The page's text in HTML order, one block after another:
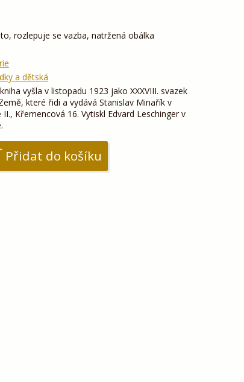
rozlepuje se vazba, natržená obálka
a dětská
vyšla v listopadu 1923 jako XXXVIII. svazek
které řidi a vydává Stanislav Minařík v
II., Křemencová 16. Vytiskl Edvard Leschinger v
Přidat do košíku